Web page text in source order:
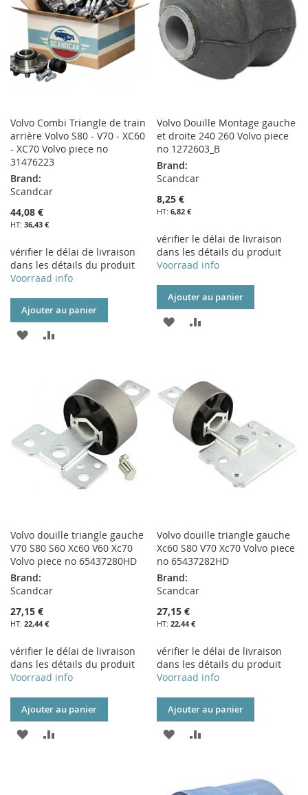
D’ENVIE
D’ENVIE
Volvo Combi Triangle de train
arrière Volvo S80 - V70 - XC60
- XC70 Volvo piece no
31476223
Brand:
Scandcar
44,08 €
36,43 €
vérifier le délai de livraison
dans les détails du produit
Voorraad info
Ajouter au panier
AJOUTER
D’ENVIE
COMPARATEUR
Volvo Douille Montage gauche
et droite 240 260 Volvo piece
no 1272603_B
Brand:
Scandcar
8,25 €
6,82 €
vérifier le délai de livraison
dans les détails du produit
Voorraad info
Ajouter au panier
AJOUTER
LISTE
D’ENVIE
Volvo douille triangle gauche
V70 S80 S60 Xc60 V60 Xc70
Volvo piece no 65437280HD
Brand:
Scandcar
27,15 €
22,44 €
vérifier le délai de livraison
dans les détails du produit
Voorraad info
Ajouter au panier
AJOUTER
Volvo douille triangle gauche
Xc60 S80 V70 Xc70 Volvo piece
no 65437282HD
Brand:
Scandcar
27,15 €
22,44 €
vérifier le délai de livraison
dans les détails du produit
Voorraad info
Ajouter au panier
AJOUTER
COMPARATEUR